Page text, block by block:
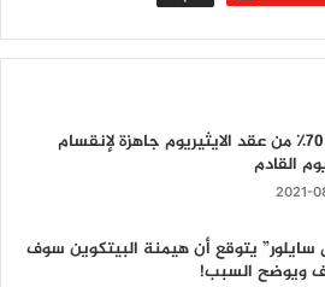
نسبة 70٪ من عقد الايثيريوم جاهزة لإنقسام
القادم
2021-
سايلور” يتوقع أن هيمنة البيتكوين سوف
ويوضح السبب!